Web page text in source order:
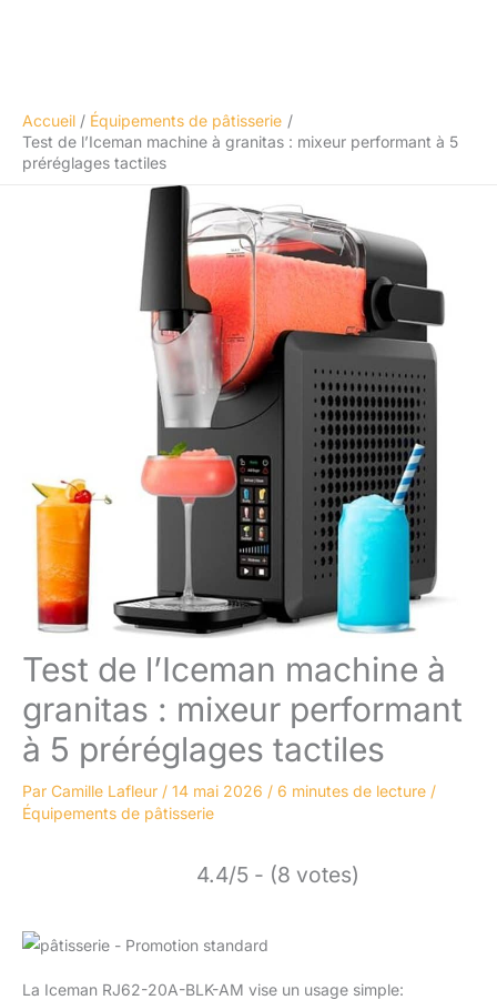
Accueil
Équipements de pâtisserie
Test de l’Iceman machine à granitas : mixeur performant à 5
préréglages tactiles
Test de l’Iceman machine à
granitas : mixeur performant
à 5 préréglages tactiles
Par Camille Lafleur / 14 mai 2026 / 6 minutes de lecture /
Équipements de pâtisserie
4.4/5 - (8 votes)
La Iceman RJ62-20A-BLK-AM vise un usage simple: